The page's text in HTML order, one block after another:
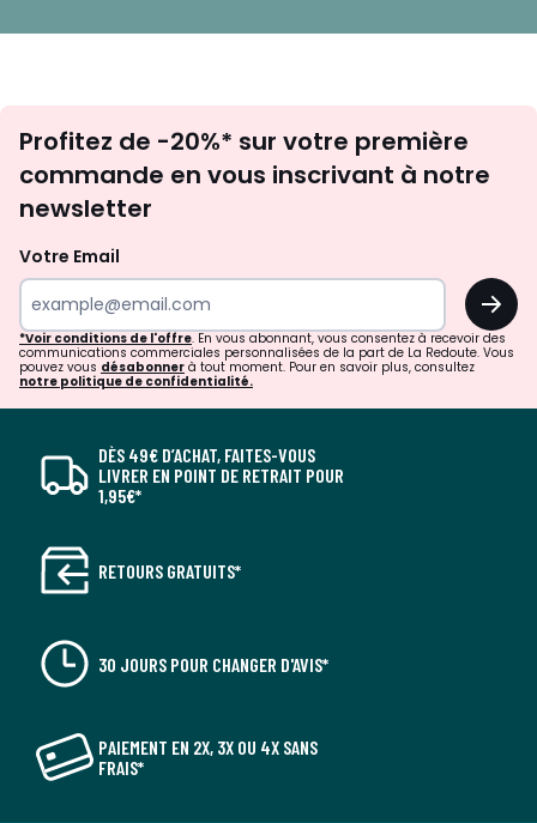
newsletter
Profitez de -20%* sur votre première
commande en vous inscrivant à notre
newsletter
Votre Email
OK
*Voir conditions de l'offre. En vous abonnant, vous consentez à recevoir des
communications commerciales personnalisées de la part de La Redoute. Vous
pouvez vous désabonner à tout moment. Pour en savoir plus, consultez
notre politique de confidentialité.
DÈS 49€ D’ACHAT, FAITES-VOUS
LIVRER EN POINT DE RETRAIT POUR
1,95€*
RETOURS GRATUITS*
30 JOURS POUR CHANGER D'AVIS*
PAIEMENT EN 2X, 3X OU 4X SANS
FRAIS*